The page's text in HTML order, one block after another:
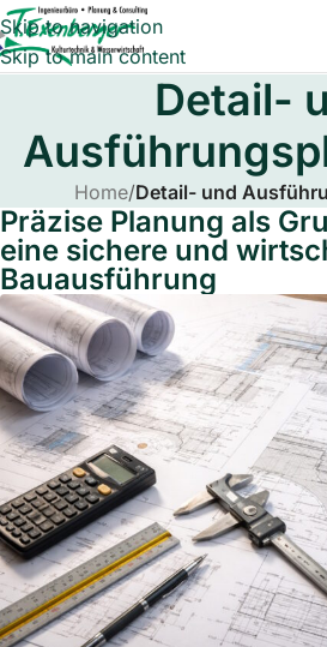
Skip to navigation
Skip to main content
Detail-
Home/Detail- und
Präzise Planung als
eine sichere und
Bauausführung